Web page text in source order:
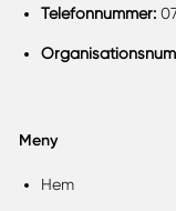
Telefonnummer:
Meny
Hem